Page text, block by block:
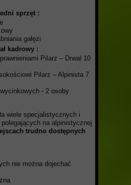
sprzęt :
gałęzi
kadrowy :
Pilarz – Drwal 10
Pilarz – Alpinista 7
- 2 osoby
wiele specjalistycznych i
polegających na alpinistycznej
trudno dostępnych
nie można dojechać